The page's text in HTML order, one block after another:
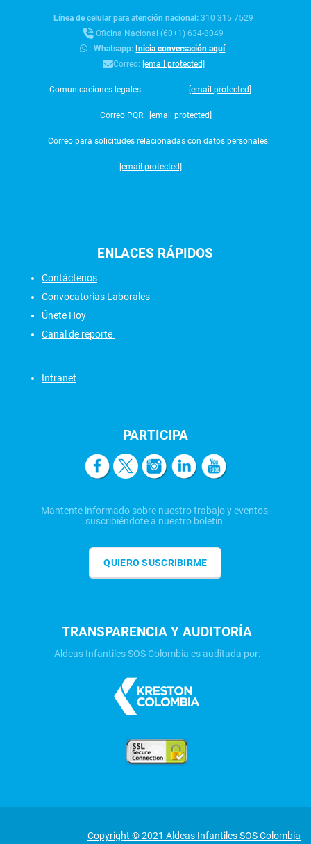
Línea de celular para atención nacional:310 315 7529
Oficina Nacional (60+1) 634-8049
:Whatsapp: Inicia conversación aquí
Correo: [email protected]
Comunicaciones legales: [email protected]
Correo PQR: [email protected]
Correo para solicitudes relacionadas con datos personales:
[email protected]
ENLACES RÁPIDOS
Contáctenos
Convocatorias Laborales
Únete Hoy
Canal de reporte
Intranet
PARTICIPA
Mantente informado sobre nuestro trabajo y eventos,
suscribiéndote a nuestro boletín.
QUIERO SUSCRIBIRME
TRANSPARENCIA Y AUDITORÍA
Aldeas Infantiles SOS Colombia es auditada por:
Copyright © 2021 Aldeas Infantiles SOS Colombia